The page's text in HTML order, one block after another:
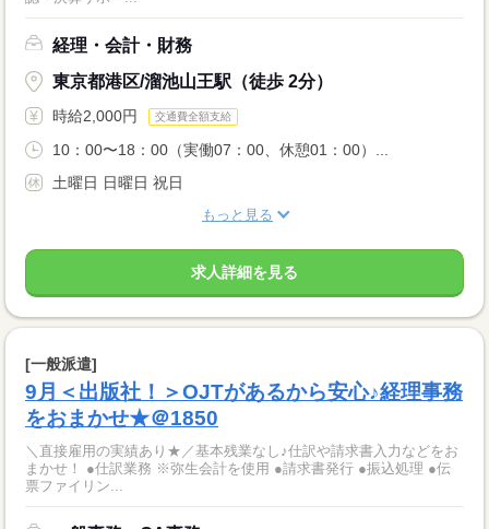
経理・会計・財務
東京都港区/溜池山王駅（徒歩 2分）
時給2,000円 交通費全額支給
10：00〜18：00（実働07：00、休憩01：00）...
土曜日 日曜日 祝日
もっと見る
求人詳細を見る
[一般派遣]
9月＜出版社！＞OJTがあるから安心♪経理事務
をおまかせ★＠1850
＼直接雇用の実績あり★／基本残業なし♪仕訳や請求書入力などをお
まかせ！ ●仕訳業務 ※弥生会計を使用 ●請求書発行 ●振込処理 ●伝
票ファイリン...